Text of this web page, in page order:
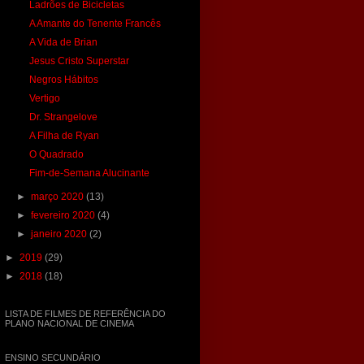
Ladrões de Bicicletas
A Amante do Tenente Francês
A Vida de Brian
Jesus Cristo Superstar
Negros Hábitos
Vertigo
Dr. Strangelove
A Filha de Ryan
O Quadrado
Fim-de-Semana Alucinante
►março 2020(13)
►fevereiro 2020(4)
►janeiro 2020(2)
► 2019 (29)
► 2018 (18)
LISTA DE FILMES DE REFERÊNCIA DO
PLANO NACIONAL DE CINEMA
ENSINO SECUNDÁRIO